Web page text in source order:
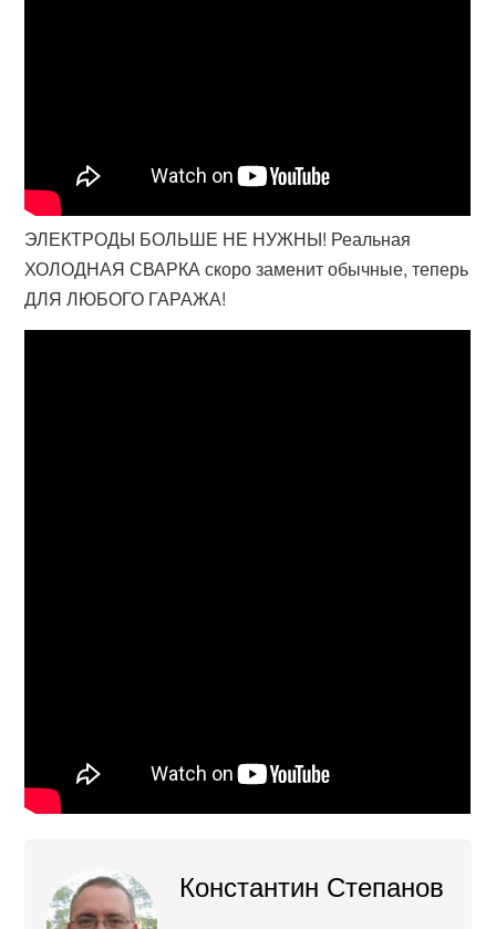
ЭЛЕКТРОДЫ БОЛЬШЕ НЕ НУЖНЫ! Реальная
ХОЛОДНАЯ СВАРКА скоро заменит обычные, теперь
ДЛЯ ЛЮБОГО ГАРАЖА!
Константин Степанов